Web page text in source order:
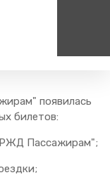
появилась
билетов:
Пассажирам";